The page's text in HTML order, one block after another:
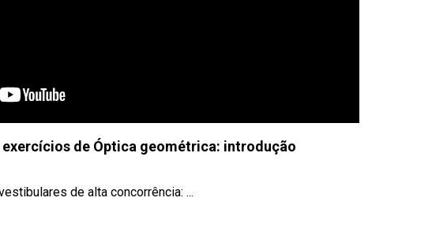
exercícios de Óptica geométrica: introdução
de alta concorrência: ...